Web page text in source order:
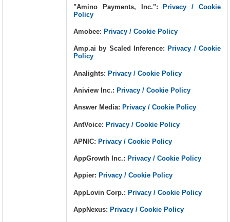
"Amino Payments, Inc.":
Privacy / Cookie
Policy
Amobee: Privacy / Cookie Policy
Amp.ai by Scaled Inference: Privacy / Cookie
Policy
Analights: Privacy / Cookie Policy
Aniview Inc.: Privacy / Cookie Policy
Answer Media: Privacy / Cookie Policy
AntVoice: Privacy / Cookie Policy
APNIC: Privacy / Cookie Policy
AppGrowth Inc.: Privacy / Cookie Policy
Appier: Privacy / Cookie Policy
AppLovin Corp.: Privacy / Cookie Policy
AppNexus: Privacy / Cookie Policy